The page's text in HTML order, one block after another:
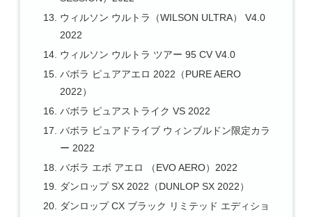
ウィルソン ウルトラ（WILSON ULTRA） V4.0
2022
ウィルソン ウルトラ ツアー 95 CV V4.0
バボラ ピュアアエロ 2022（PURE AERO
2022）
バボラ ピュアストライク VS 2022
バボラ ピュアドライブ ウィンブルドン限定カラ
ー 2022
バボラ エボ アエロ （EVO AERO）2022
ダンロップ SX 2022（DUNLOP SX 2022）
ダンロップ CX ブラック リミテッド エディショ